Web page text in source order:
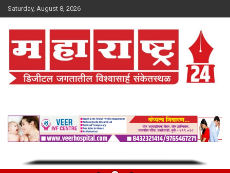
Skip
to
Saturday, August 8, 2026